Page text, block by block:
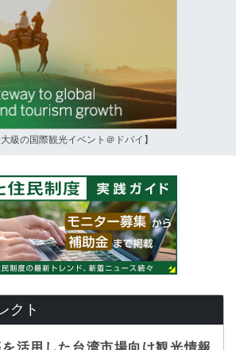
大級の国際観光イベント＠ドバイ】
クト
活用した台湾市場向け観光情報